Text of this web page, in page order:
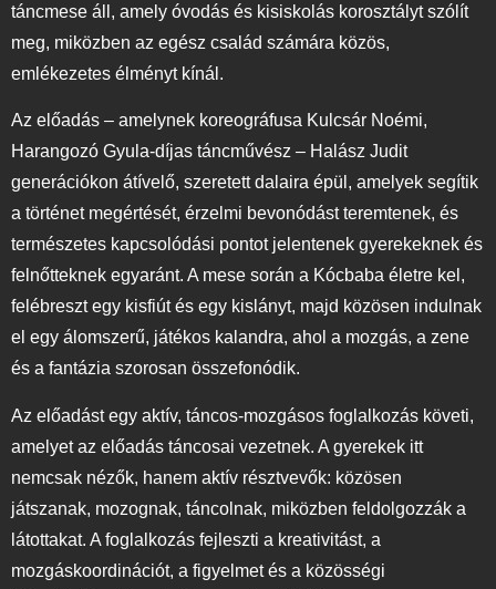
táncmese áll, amely óvodás és kisiskolás korosztályt szólít
meg, miközben az egész család számára közös,
emlékezetes élményt kínál.
Az előadás – amelynek koreográfusa Kulcsár Noémi,
Harangozó Gyula-díjas táncművész – Halász Judit
generációkon átívelő, szeretett dalaira épül, amelyek segítik
a történet megértését, érzelmi bevonódást teremtenek, és
természetes kapcsolódási pontot jelentenek gyerekeknek és
felnőtteknek egyaránt. A mese során a Kócbaba életre kel,
felébreszt egy kisfiút és egy kislányt, majd közösen indulnak
el egy álomszerű, játékos kalandra, ahol a mozgás, a zene
és a fantázia szorosan összefonódik.
Az előadást egy aktív, táncos-mozgásos foglalkozás követi,
amelyet az előadás táncosai vezetnek. A gyerekek itt
nemcsak nézők, hanem aktív résztvevők: közösen
játszanak, mozognak, táncolnak, miközben feldolgozzák a
látottakat. A foglalkozás fejleszti a kreativitást, a
mozgáskoordinációt, a figyelmet és a közösségi